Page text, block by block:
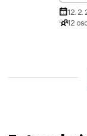
12. 2.
12